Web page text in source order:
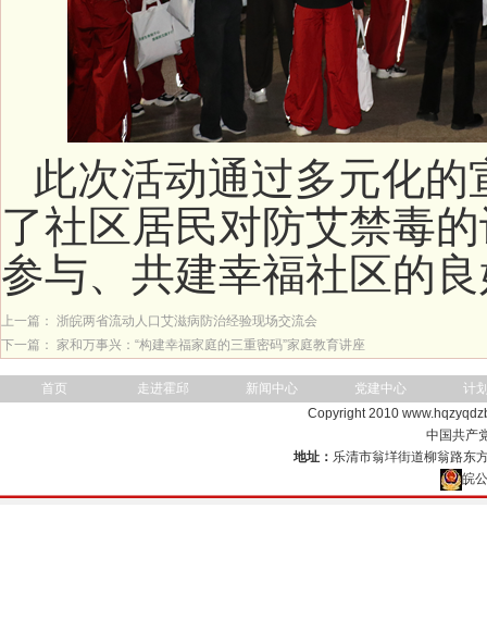
此次活动通过多元化的
了社区居民对防艾禁毒
参与、共建幸福社区的
上一篇： 浙皖两省流动人口艾滋病防治经验现场交流会
下一篇： 家和万事兴：“构建幸福家庭的三重密码”家庭教育讲座
首页 走进霍邱 新闻中心 党建中心
计
Copyright 2010
中国共产
地址： 乐清市翁垟街道柳翁路东
皖